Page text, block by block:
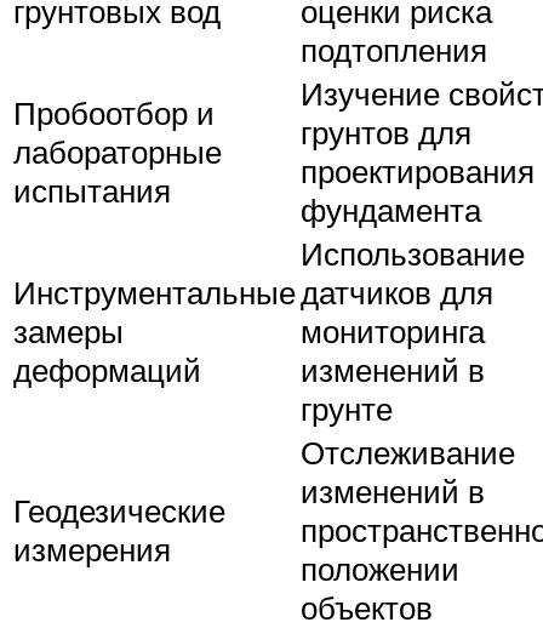
грунтовых вод
оценки риска
подтопления
Пробоотбор и
лабораторные
испытания
Изучение
грунтов для
проектирования
фундамента
Инструментальные
замеры
деформаций
Использование
датчиков для
мониторинга
изменений в
грунте
Геодезические
измерения
Отслеживание
изменений в
положении
объектов